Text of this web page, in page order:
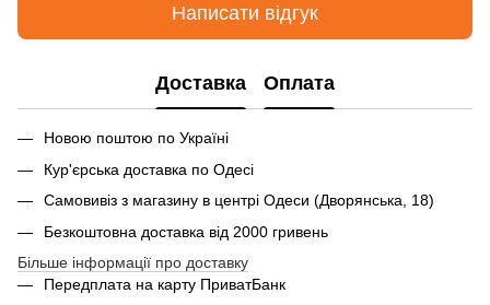
Написати відгук
Доставка Оплата
Новою поштою по Україні
Кур'єрська доставка по Одесі
Самовивіз з магазину в центрі Одеси (Дворянська, 18)
Безкоштовна доставка від 2000 гривень
Більше інформації про доставку
Передплата на карту ПриватБанк